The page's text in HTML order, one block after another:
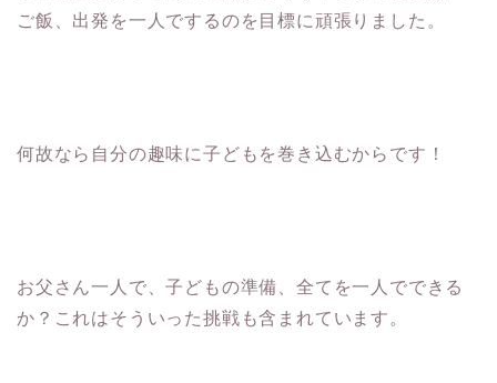
ご飯、出発を一人でするのを目標に頑張りました。
何故なら自分の趣味に子どもを巻き込むからです！
お父さん一人で、子どもの準備、全てを一人でできる
か？これはそういった挑戦も含まれています。